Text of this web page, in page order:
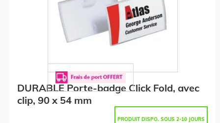
DURABLE Porte-badge Click Fold, avec
clip, 90 x 54 mm
PRODUIT DISPO. SOUS 2-10 JOURS